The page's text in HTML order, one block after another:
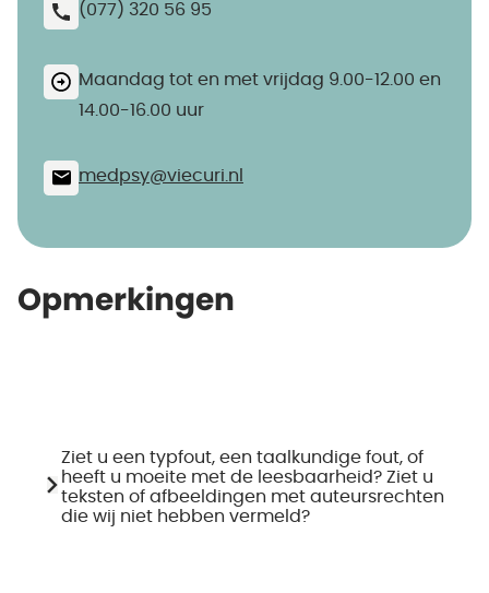
(077) 320 56 95
Maandag tot en met vrijdag 9.00-12.00 en
14.00-16.00 uur
medpsy@​viecuri.nl
Opmerkingen
Ziet u een typfout, een taalkundige fout, of
heeft u moeite met de leesbaarheid? Ziet u
teksten of afbeeldingen met auteursrechten
die wij niet hebben vermeld?